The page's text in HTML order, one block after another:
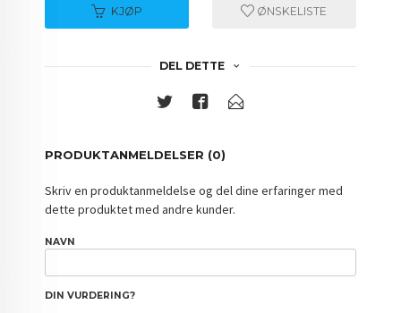
KJØP ØNSKELISTE
DEL DETTE
PRODUKTANMELDELSER (0)
Skriv en produktanmeldelse og del dine erfaringer med
dette produktet med andre kunder.
NAVN
DIN VURDERING?